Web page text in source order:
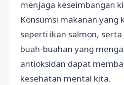
menjaga keseimbangan
Konsumsi makanan yang
seperti ikan salmon,
buah-buahan yang
antioksidan dapat
kesehatan mental kita.